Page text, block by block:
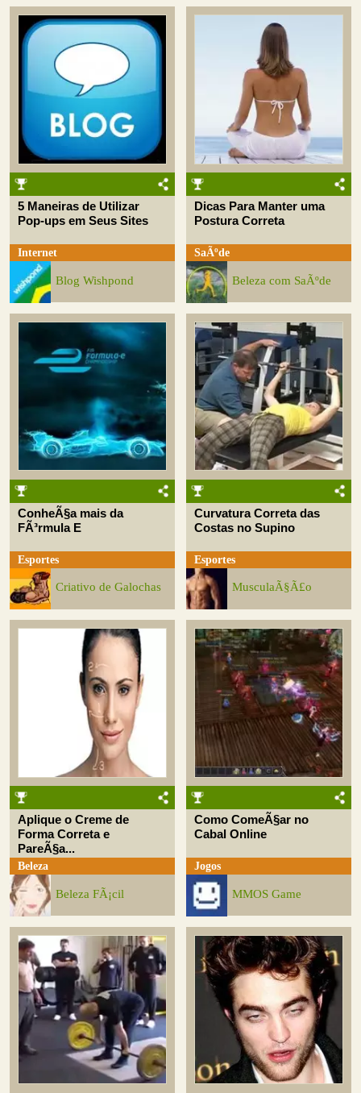
5 Maneiras de Utilizar
Pop-ups em Seus Sites
Internet
Blog Wishpond
Dicas Para Manter uma
Postura Correta
SaÃºde
Beleza com SaÃºde
ConheÃ§a mais da
FÃ³rmula E
Esportes
Criativo de Galochas
Curvatura Correta das
Costas no Supino
Esportes
MusculaÃ§Ã£o
Aplique o Creme de
Forma Correta e
PareÃ§a...
Beleza
Beleza FÃ¡cil
Como ComeÃ§ar no
Cabal Online
Jogos
MMOS Game